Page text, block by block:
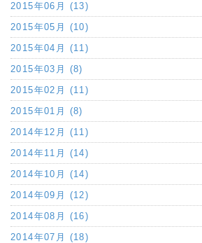
2015年06月 (13)
2015年05月 (10)
2015年04月 (11)
2015年03月 (8)
2015年02月 (11)
2015年01月 (8)
2014年12月 (11)
2014年11月 (14)
2014年10月 (14)
2014年09月 (12)
2014年08月 (16)
2014年07月 (18)